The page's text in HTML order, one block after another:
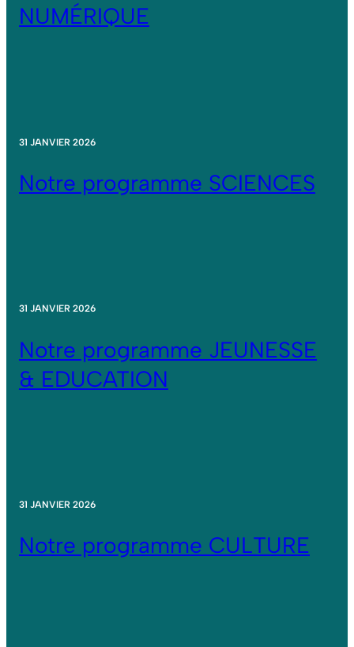
NUMÉRIQUE
31 JANVIER 2026
Notre programme SCIENCES
31 JANVIER 2026
Notre programme JEUNESSE
& EDUCATION
31 JANVIER 2026
Notre programme CULTURE